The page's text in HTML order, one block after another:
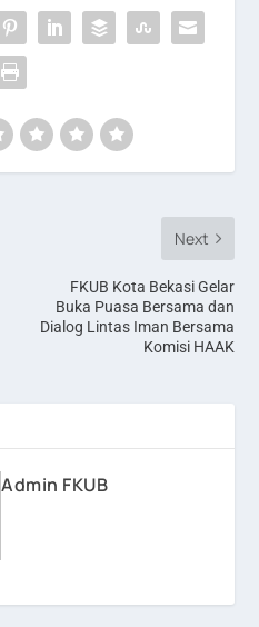
Next
FKUB Kota Bekasi Gelar
Buka Puasa Bersama dan
Dialog Lintas Iman Bersama
Komisi HAAK
Admin FKUB